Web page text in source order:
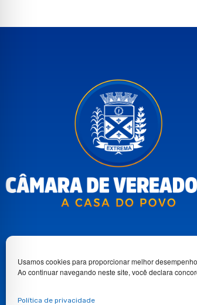
Usamos cookies para proporcionar melhor
Ao continuar navegando neste site, você declara
Política de privacidade
Copyright 2026© Todos os direitos